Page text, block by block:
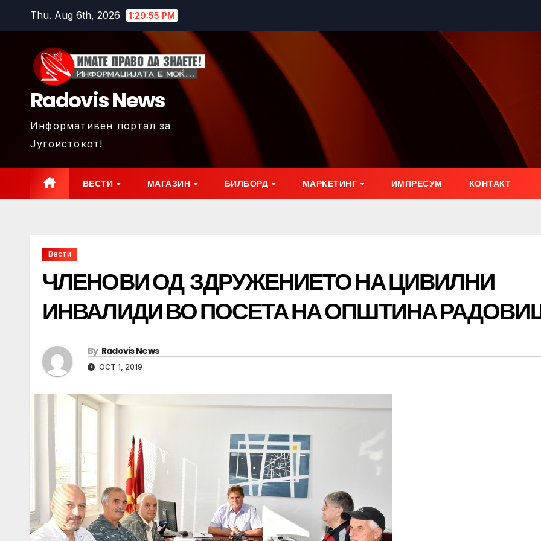
Thu. Aug 6th, 2026 1:29:57 PM
Radovis News
Информативен портал за
Југоистокот!
ВЕСТИ МАГАЗИН БИЛБОРД МАРКЕТИНГ ИМПРЕСУМ КОНТАКТ
Вести
ЧЛЕНОВИ ОД ЗДРУЖЕНИЕТО НА ЦИВИЛНИ
ИНВАЛИДИ ВО ПОСЕТА НА ОПШТИНА
By Radovis News
OCT 1, 2019